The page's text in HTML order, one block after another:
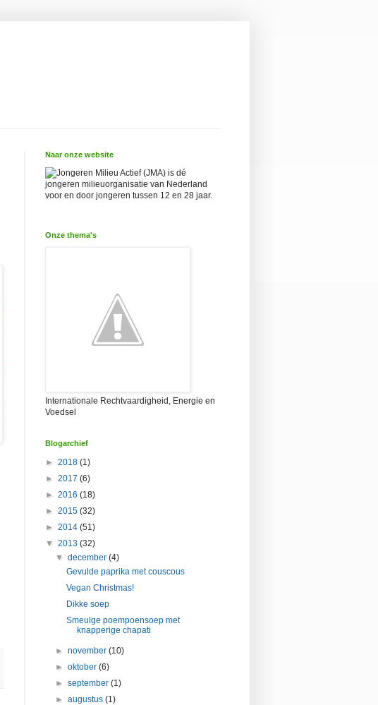
Naar onze website
Jongeren Milieu Actief (JMA) is dé
jongeren milieuorganisatie van Nederland
voor en door jongeren tussen 12 en 28 jaar.
Onze thema's
Internationale Rechtvaardigheid, Energie en
Voedsel
Blogarchief
► 2018 (1)
► 2017 (6)
► 2016 (18)
► 2015 (32)
► 2014 (51)
▼ 2013 (32)
▼december(4)
Gevulde paprika met couscous
Vegan Christmas!
Dikke soep
Smeuïge poempoensoep met
knapperige chapati
►november(10)
►oktober(6)
►september(1)
►augustus(1)